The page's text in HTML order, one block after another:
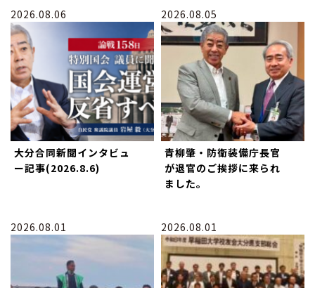
2026.08.06
大分合同新聞インタビュ
ー記事(2026.8.6)
2026.08.05
青柳肇・防衛装備庁長官
が退官のご挨拶に来られ
ました。
2026.08.01 2026.08.01